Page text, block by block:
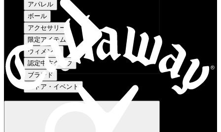
アパレル
ボール
アクセサリー
限定アイテム
ウィメンズ
認定中古クラブ
ブランド
ストア・イベント